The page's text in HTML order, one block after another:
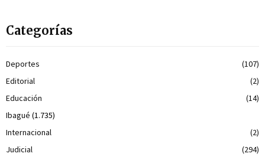
Categorías
Deportes
(107)
Editorial
(2)
Educación
(14)
Ibagué (1.735)
Internacional
(2)
Judicial
(294)